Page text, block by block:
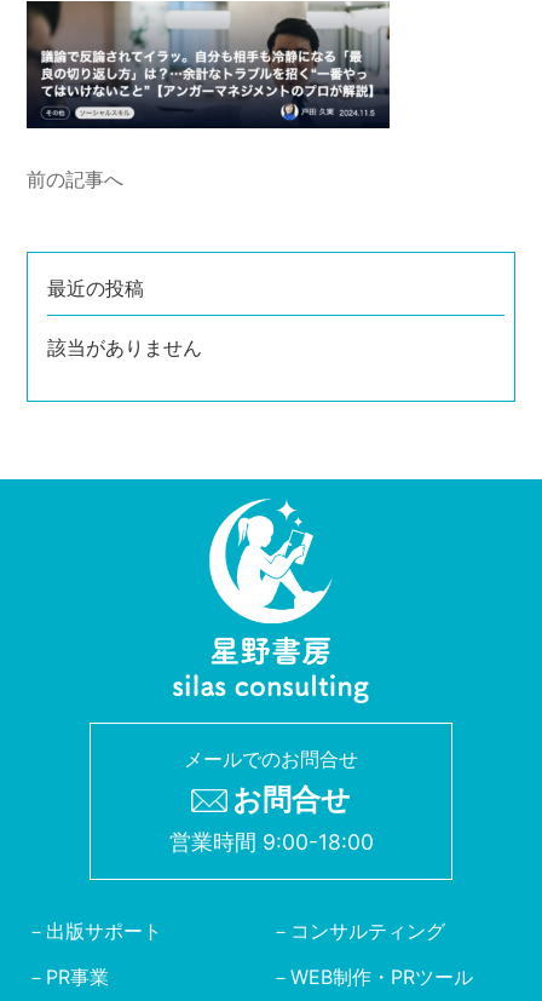
前の記事へ
最近の投稿
該当がありません
メールでのお問合せ
お問合せ
営業時間 9:00-18:00
出版サポート
コンサルティング
PR事業
WEB制作・PRツール